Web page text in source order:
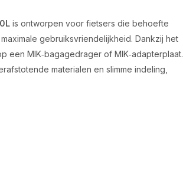
is ontworpen voor fietsers die behoefte
gebruiksvriendelijkheid. Dankzij het
een MIK‑bagagedrager of MIK‑adapterplaat.
materialen en slimme indeling,